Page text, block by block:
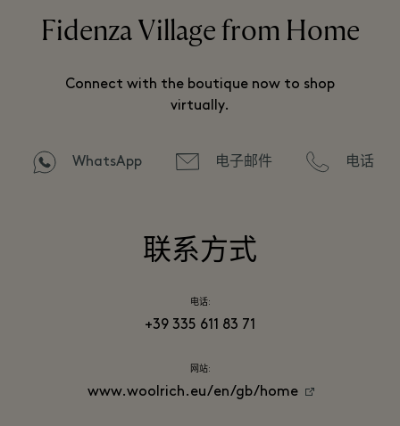
Fidenza Village from Home
Connect with the boutique now to shop
virtually.
WhatsApp 电子邮件 电话
联系方式
电话:
+39 335 611 83 71
网站:
www.woolrich.eu/en/gb/home